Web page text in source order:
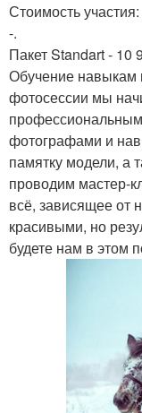
Стоимость участия:
-.
Пакет Standart - 10
Обучение навыкам
фотосессии мы
фотографами и
памятку модели, а
проводим мастер-
всё, зависящее от
красивыми, но
будете нам в этом